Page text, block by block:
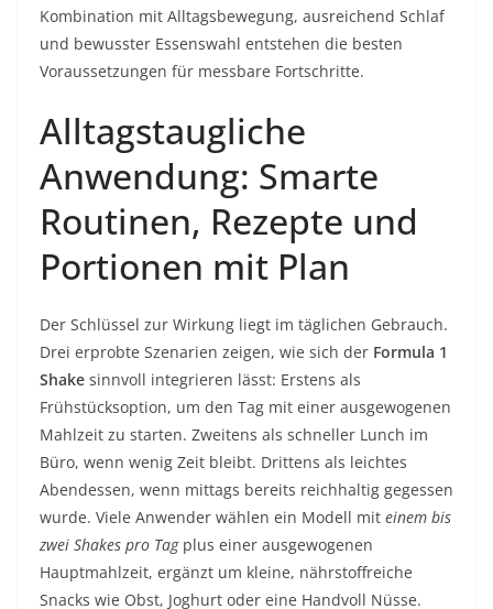
Kombination mit Alltagsbewegung, ausreichend Schlaf
und bewusster Essenswahl entstehen die besten
Voraussetzungen für messbare Fortschritte.
Alltagstaugliche
Anwendung: Smarte
Routinen, Rezepte und
Portionen mit Plan
Der Schlüssel zur Wirkung liegt im täglichen Gebrauch.
Drei erprobte Szenarien zeigen, wie sich der Formula 1
Shake sinnvoll integrieren lässt: Erstens als
Frühstücksoption, um den Tag mit einer ausgewogenen
Mahlzeit zu starten. Zweitens als schneller Lunch im
Büro, wenn wenig Zeit bleibt. Drittens als leichtes
Abendessen, wenn mittags bereits reichhaltig gegessen
wurde. Viele Anwender wählen ein Modell mit einem bis
zwei Shakes pro Tagplus einer ausgewogenen
Hauptmahlzeit, ergänzt um kleine, nährstoffreiche
Snacks wie Obst, Joghurt oder eine Handvoll Nüsse.